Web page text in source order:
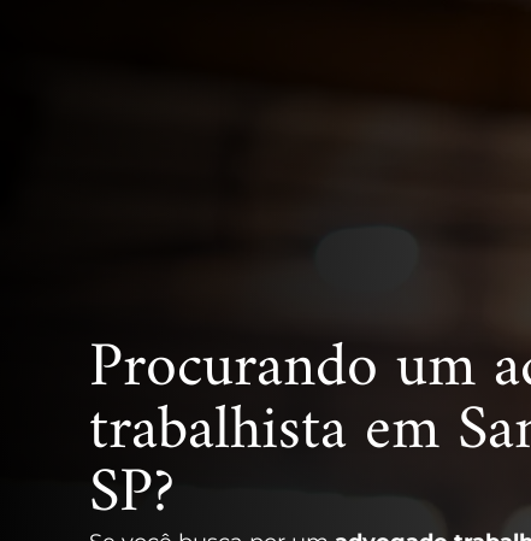
Procurando um
trabalhista em
SP?